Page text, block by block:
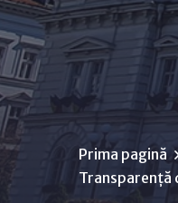
Prima pagină
Transparență